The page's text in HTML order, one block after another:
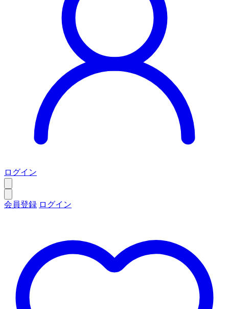
ログイン
会員登録 ログイン